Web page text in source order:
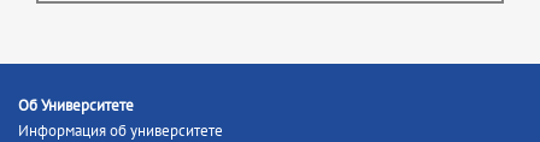
Об Университете
Информация об университете